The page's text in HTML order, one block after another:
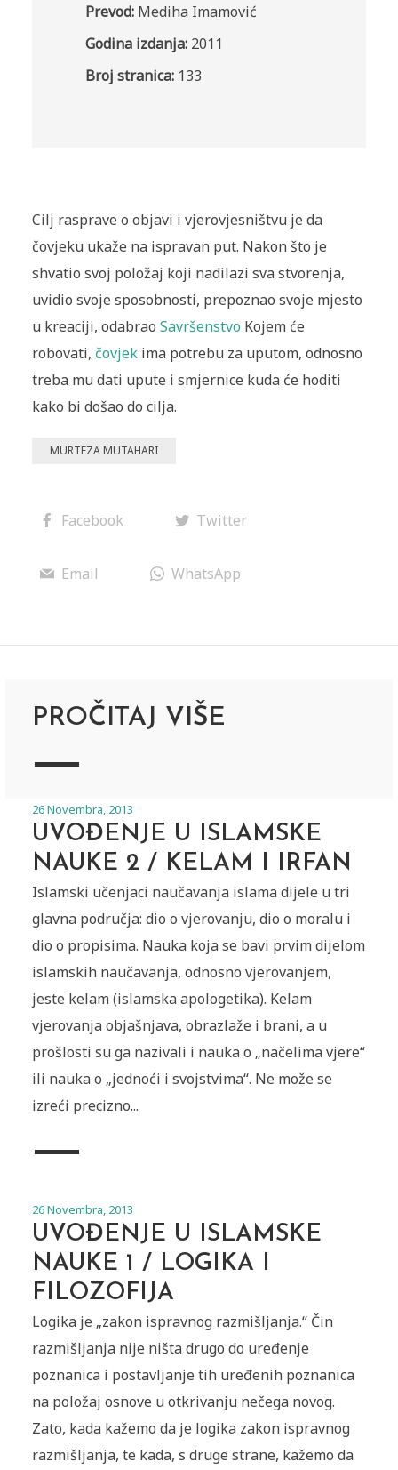
Prevod: Mediha Imamović
Godina izdanja: 2011
Broj stranica: 133
Cilj rasprave o objavi i vjerovjesništvu je da
čovjeku ukaže na ispravan put. Nakon što je
shvatio svoj položaj koji nadilazi sva stvorenja,
uvidio svoje sposobnosti, prepoznao svoje mjesto
u kreaciji, odabrao Savršenstvo Kojem će
robovati, čovjekima potrebu za uputom, odnosno
treba mu dati upute i smjernice kuda će hoditi
kako bi došao do cilja.
MURTEZA MUTAHARI
Facebook Twitter
Email WhatsApp
PROČITAJ VIŠE
26 Novembra, 2013
UVOĐENJE U ISLAMSKE
NAUKE 2 / KELAM I IRFAN
Islamski učenjaci naučavanja islama dijele u tri
glavna područja: dio o vjerovanju, dio o moralu i
dio o propisima. Nauka koja se bavi prvim dijelom
islamskih naučavanja, odnosno vjerovanjem,
jeste kelam (islamska apologetika). Kelam
vjerovanja objašnjava, obrazlaže i brani, a u
prošlosti su ga nazivali i nauka o „načelima vjere“
ili nauka o „jednoći i svojstvima“. Ne može se
izreći precizno...
26 Novembra, 2013
UVOĐENJE U ISLAMSKE
NAUKE 1 / LOGIKA I
FILOZOFIJA
Logika je „zakon ispravnog razmišljanja.“ Čin
razmišljanja nije ništa drugo do uređenje
poznanica i postavljanje tih uređenih poznanica
na položaj osnove u otkrivanju nečega novog.
Zato, kada kažemo da je logika zakon ispravnog
razmišljanja, te kada, s druge strane, kažemo da